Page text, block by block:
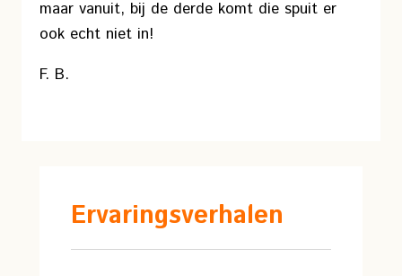
Ervaringsverhalen
maar vanuit, bij de derde komt die spuit er
ook echt niet in!
F. B.